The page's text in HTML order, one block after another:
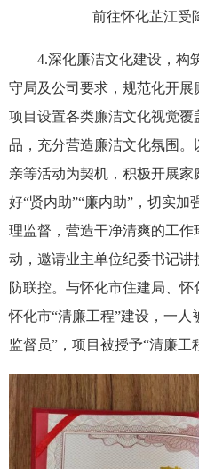
前往怀化芷江受
4.深化廉洁文化建设，构
守局及公司要求，规范化开
项目设置各类廉洁文化视觉
品，充分营造廉洁文化氛围
亲等活动为契机，积极开展
好“贤内助”“廉内助”，切实加
理监督，营造干净清爽的工
动，邀请业主单位纪委书记
防联控。与怀化市住建局、
怀化市“清廉工程”建设，一
监督员”，项目被授予“清廉工